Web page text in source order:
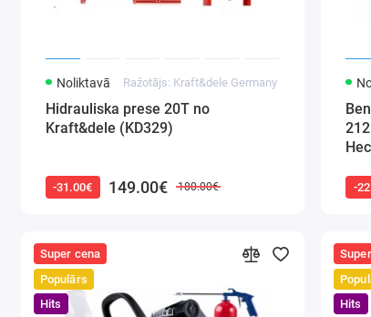
Noliktavā Ražotājs: Kraft&dele Germany
Hidrauliska prese 20T no
Kraft&dele (KD329)
-31.00€ 149.00€ 180.00€ -
Super cena
Populārs
Hits
Hits